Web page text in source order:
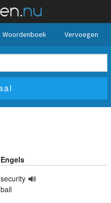
Woordenboek Vervoegen
Engels
security
bail